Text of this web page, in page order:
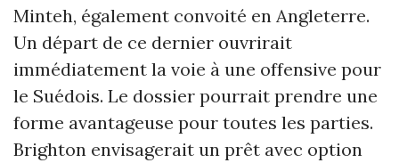
Minteh, également convoité en Angleterre.
Un départ de ce dernier ouvrirait
immédiatement la voie à une offensive pour
le Suédois. Le dossier pourrait prendre une
forme avantageuse pour toutes les parties.
Brighton envisagerait un prêt avec option